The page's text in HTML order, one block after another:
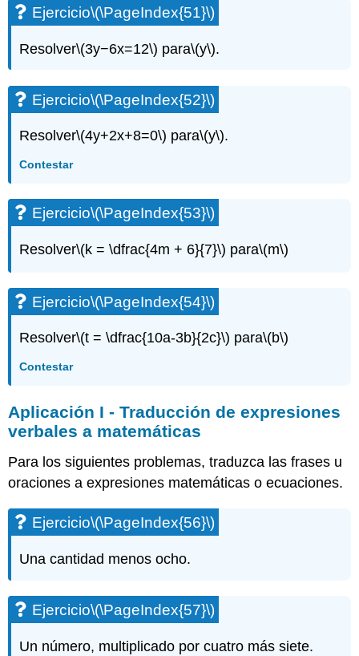
Ejercicio\(\PageIndex{51}\)
Resolver\(3y−6x=12\) para\(y\).
Ejercicio\(\PageIndex{52}\)
Resolver\(4y+2x+8=0\) para\(y\).
Contestar
Ejercicio\(\PageIndex{53}\)
Resolver\(k = \dfrac{4m + 6}{7}\) para\(m\)
Ejercicio\(\PageIndex{54}\)
Resolver\(t = \dfrac{10a-3b}{2c}\) para\(b\)
Contestar
Aplicación I - Traducción de expresiones
verbales a matemáticas
Para los siguientes problemas, traduzca las frases u
oraciones a expresiones matemáticas o ecuaciones.
Ejercicio\(\PageIndex{56}\)
Una cantidad menos ocho.
Ejercicio\(\PageIndex{57}\)
Un número, multiplicado por cuatro más siete.